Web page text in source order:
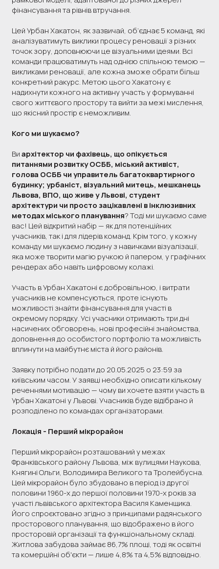
фінансування та рівнів втручання.
Цей Урбан Хакатон, як зазвичай, об’єднає 5 команд, які
аналізуватимуть виклики процесу реновації з різних
точок зору, доповнюючи це візуальними ідеями. Всі
команди працюватимуть над однією спільною темою —
викликами реновації, але кожна зможе обрати більш
конкретний ракурс. Метою цього Хакатону є
надихнути кожного на активну участь у формуванні
свого життєвого простору та вийти за межі мислення,
що якісний простір є неможливим.
Кого ми шукаємо?
Виархітектор чи фахівець, що опікується
питаннями розвитку ОСББ, міський активіст,
голова ОСББ чи управитель багатоквартирного
будинку; урбаніст, візуальний митець, мешканець
Львова, ВПО, що живе у Львові, студент
архітектури чи просто зацікавлені в інклюзивних
методах міського планування? Тоді ми шукаємо саме
вас! Цей відкритий набір — як для потенційних
учасників, так і для лідерів команд. Крім того, у кожну
команду ми шукаємо людину з навичками візуалізації,
яка може творити магію ручкою й папером, у графічних
рендерах або навіть цифровому колажі.
Участь в Урбан Хакатоні є добровільною, і витрати
учасників не компенсуються, проте існують
можливості знайти фінансування для участі в
окремому порядку. Усі учасники отримають три дні
насичених обговорень, нові професійні знайомства,
доповнення до особистого портфоліо та можливість
вплинути на майбутнє міста й його районів.
Заявку потрібно подати до 20.05.2025 о 23:59 за
київським часом. У заявці необхідно описати кількому
реченнями мотивацію — чому ви хочете взяти участь в
Урбан Хакатоні у Львові. Учасників буде відібрано й
розподілено по командах організаторами.
Локація - Перший мікрорайон
Перший мікрорайон розташований у межах
Франківського району Львова, між вулицями Наукова,
Княгині Ольги, Володимира Великого та Тролейбусна.
Цей мікрорайон було збудовано в період із другої
половини 1960-х до першої половини 1970-х років за
участі львівського архітектора Василя Каменщикa.
Його спроєктовано згідно з принципами радянського
просторового планування, що відображено в його
просторовій організації та функціональному складі.
Житлова забудова займає 86,7% площі, тоді як освітні
та комерційні об'єкти — лише 4,8% та 4,5% відповідно.